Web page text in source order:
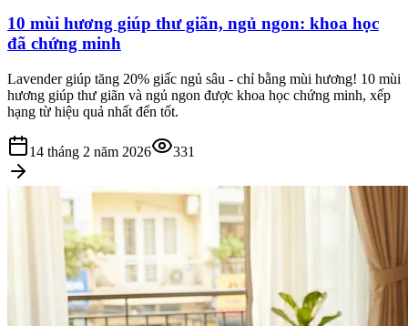
10 mùi hương giúp thư giãn, ngủ ngon: khoa học
đã chứng minh
Lavender giúp tăng 20% giấc ngủ sâu - chỉ bằng mùi hương! 10 mùi
hương giúp thư giãn và ngủ ngon được khoa học chứng minh, xếp
hạng từ hiệu quả nhất đến tốt.
14 tháng 2 năm 2026 331